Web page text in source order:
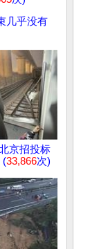
几乎没有
京招投标
(33,866次)